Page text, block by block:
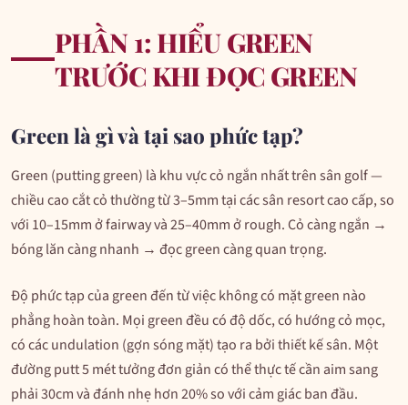
PHẦN 1: HIỂU GREEN
TRƯỚC KHI ĐỌC GREEN
Green là gì và tại sao phức tạp?
Green (putting green) là khu vực cỏ ngắn nhất trên sân golf —
chiều cao cắt cỏ thường từ 3–5mm tại các sân resort cao cấp, so
với 10–15mm ở fairway và 25–40mm ở rough. Cỏ càng ngắn →
bóng lăn càng nhanh → đọc green càng quan trọng.
Độ phức tạp của green đến từ việc không có mặt green nào
phẳng hoàn toàn. Mọi green đều có độ dốc, có hướng cỏ mọc,
có các undulation (gợn sóng mặt) tạo ra bởi thiết kế sân. Một
đường putt 5 mét tưởng đơn giản có thể thực tế cần aim sang
phải 30cm và đánh nhẹ hơn 20% so với cảm giác ban đầu.